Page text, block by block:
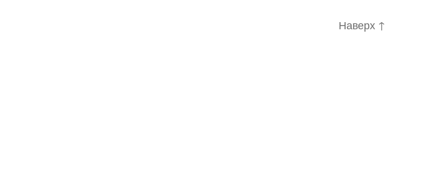
Наверх ↑